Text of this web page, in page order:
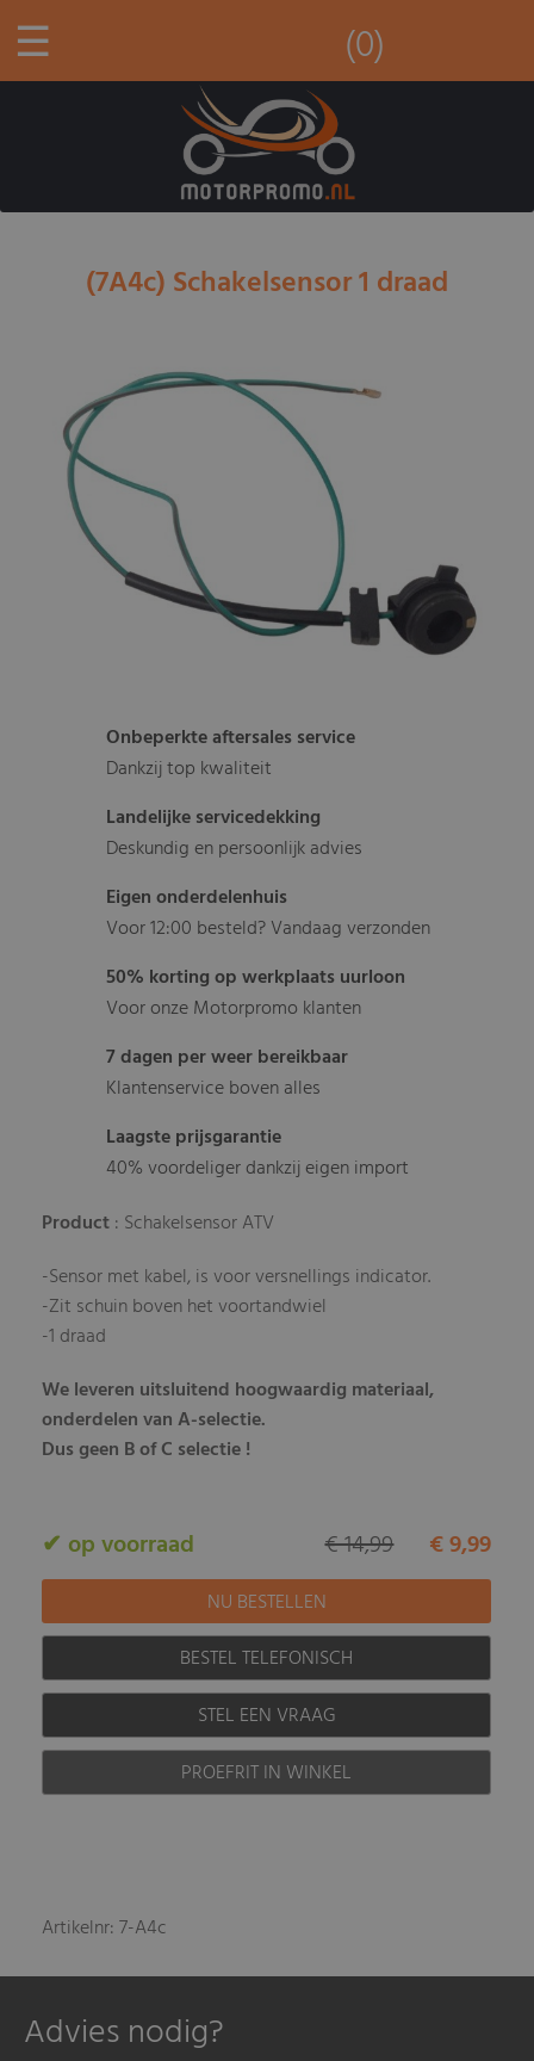
☰ (0)
(7A4c) Schakelsensor 1 draad
Onbeperkte aftersales service
Dankzij top kwaliteit
Landelijke servicedekking
Deskundig en persoonlijk advies
Eigen onderdelenhuis
Voor 12:00 besteld? Vandaag verzonden
50% korting op werkplaats uurloon
Voor onze Motorpromo klanten
7 dagen per weer bereikbaar
Klantenservice boven alles
Laagste prijsgarantie
40% voordeliger dankzij eigen import
Product: Schakelsensor ATV
-Sensor met kabel, is voor versnellings indicator.
-Zit schuin boven het voortandwiel
-1 draad
We leveren uitsluitend hoogwaardig materiaal,
onderdelen van A-selectie.
Dus geen B of C selectie !
✔ op voorraad € 9,99
€ 14,99
BESTEL TELEFONISCH
STEL EEN VRAAG
PROEFRIT IN WINKEL
Artikelnr: 7-A4c
Advies nodig?